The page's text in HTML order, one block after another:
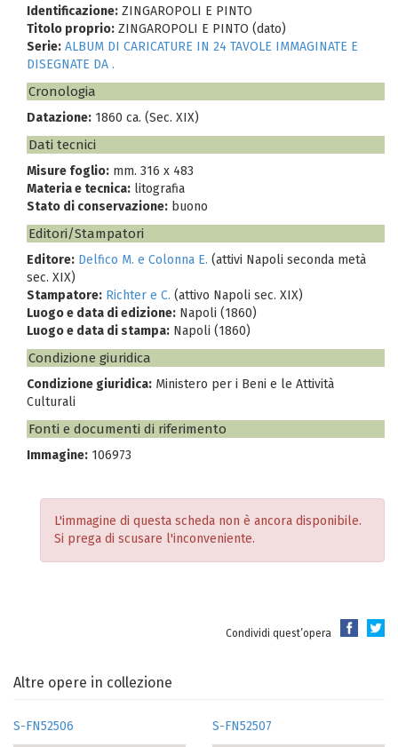
Identificazione: ZINGAROPOLI E PINTO
Titolo proprio: ZINGAROPOLI E PINTO (dato)
Serie: ALBUM DI CARICATURE IN 24 TAVOLE IMMAGINATE E
DISEGNATE DA .
Cronologia
Datazione: 1860 ca. (Sec. XIX)
Dati tecnici
Misure foglio: mm. 316 x 483
Materia e tecnica: litografia
Stato di conservazione: buono
Editori/Stampatori
Editore: Delfico M. e Colonna E. (attivi Napoli seconda metà
sec. XIX)
Stampatore: Richter e C. (attivo Napoli sec. XIX)
Luogo e data di edizione: Napoli (1860)
Luogo e data di stampa: Napoli (1860)
Condizione giuridica
Condizione giuridica: Ministero per i Beni e le Attività
Culturali
Fonti e documenti di riferimento
Immagine: 106973
L'immagine di questa scheda non è ancora disponibile.
Si prega di scusare l'inconveniente.
Condividi quest’opera
Altre opere in collezione
S-FN52506 S-FN52507